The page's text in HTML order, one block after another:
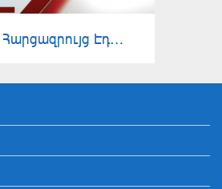
Հարցազրույց Էդգար Մանուչարյանի հետ